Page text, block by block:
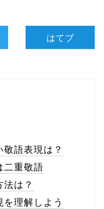
はてブ
敬語表現は？
二重敬語
は？
を理解しよう